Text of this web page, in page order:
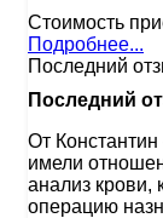
Стоимость
Подробнее...
Последний
Последний
От Константин
имели
анализ крови,
операцию